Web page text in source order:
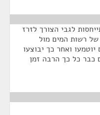
לגבי הצורך לזרז
רשות המים מול
ואחר כך יבוצעו
כבר כל כך הרבה זמן